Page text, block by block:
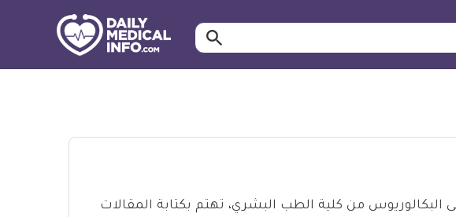
ابحث…
من كلية الطب البشري، تهتم بكتابة المقالات